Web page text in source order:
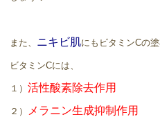
また、 ニキビ肌にもビタミンCの
ビタミンCには、
１）活性酸素除去作用
２） メラニン生成抑制作用